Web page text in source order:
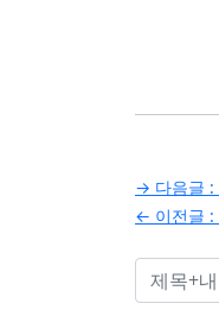
글
탐
색
→ 다음글 :
← 이전글 :